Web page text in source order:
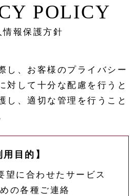
POLICY
情報保護方針
し、お客様のプライバシー
対して十分な配慮を行うと
し、適切な管理を行うこと
目的】
望に合わせたサービス
の各種ご連絡